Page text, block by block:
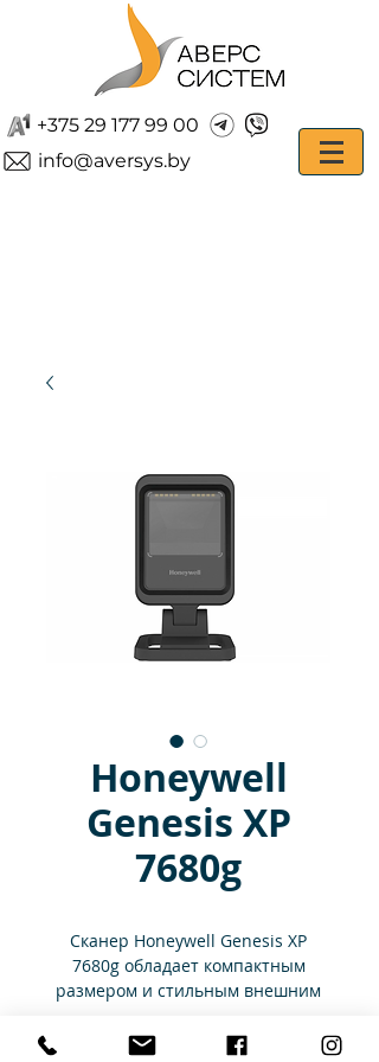
+375 29 177 99 00
info@aversys.by
Honeywell
Genesis XP
7680g
Сканер Honeywell Genesis XP
7680g обладает компактным
размером и стильным внешним
Вы сможете разместить